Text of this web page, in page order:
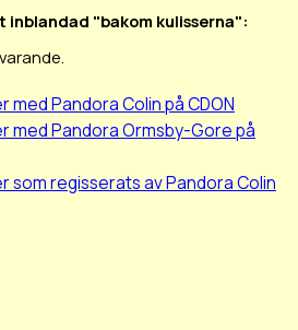
"bakom kulisserna":
med Pandora Colin på CDON
med Pandora Ormsby-Gore på
som regisserats av Pandora Colin